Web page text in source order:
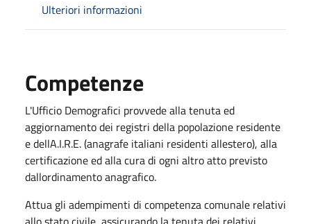
Ulteriori informazioni
Competenze
L'Ufficio Demografici provvede alla tenuta ed
aggiornamento dei registri della popolazione residente
e dellA.I.R.E. (anagrafe italiani residenti allestero), alla
certificazione ed alla cura di ogni altro atto previsto
dallordinamento anagrafico.
Attua gli adempimenti di competenza comunale relativi